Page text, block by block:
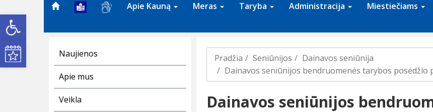
Open toolbar
Kultūros renginiai
Apie Kauną Meras Taryba Administracija Miestiečiams
Naujienos
Apie mus
Veikla
Pradžia Seniūnijos
Dainavos seniūnija
Dainavos seniūnijos bendruomenės tarybos posėdžio
Dainavos seniūnijos